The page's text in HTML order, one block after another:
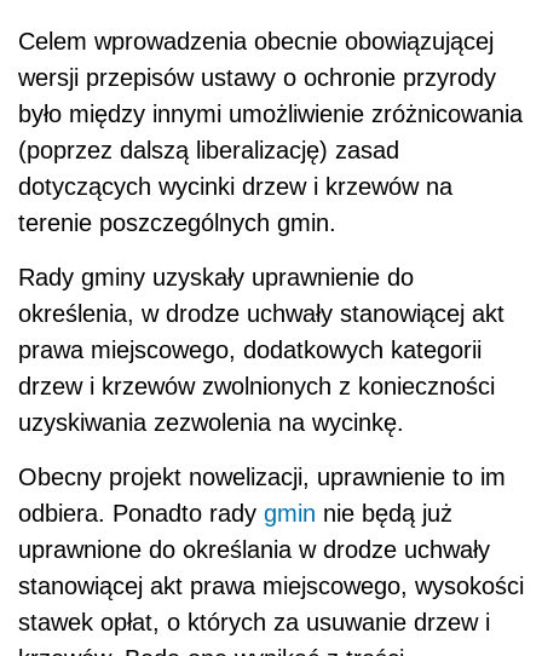
Celem wprowadzenia obecnie obowiązującej
wersji przepisów ustawy o ochronie przyrody
było między innymi umożliwienie zróżnicowania
(poprzez dalszą liberalizację) zasad
dotyczących wycinki drzew i krzewów na
terenie poszczególnych gmin.
Rady gminy uzyskały uprawnienie do
określenia, w drodze uchwały stanowiącej akt
prawa miejscowego, dodatkowych kategorii
drzew i krzewów zwolnionych z konieczności
uzyskiwania zezwolenia na wycinkę.
Obecny projekt nowelizacji, uprawnienie to im
odbiera. Ponadto rady gmin nie będą już
uprawnione do określania w drodze uchwały
stanowiącej akt prawa miejscowego, wysokości
stawek opłat, o których za usuwanie drzew i